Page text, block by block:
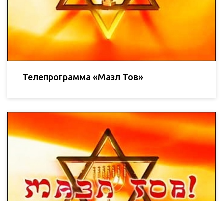
Телепрограмма «Мазл Тов»